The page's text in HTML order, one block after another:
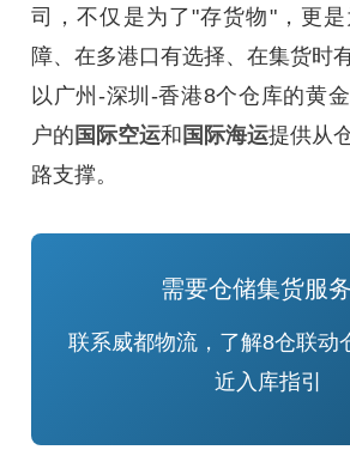
司，不仅是为了"存货物"，更
障、在多港口有选择、在集货时
以广州-深圳-香港8个仓库的黄
户的 国际空运和 国际海运提供从
路支撑。
需要仓储集货服
联系威都物流，了解8仓联动
近入库指引